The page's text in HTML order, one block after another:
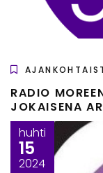
RADIO
JOKAISENA
huhti
15
2024